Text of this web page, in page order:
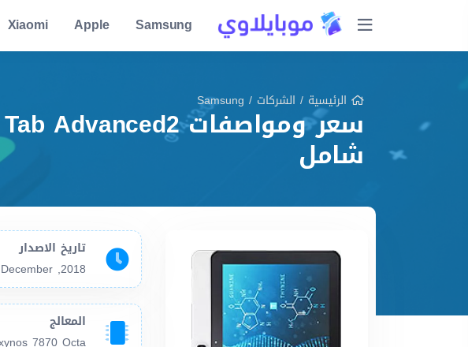
Samsung
Apple
Xiaomi
الرئيسية / الشركات /
Samsung
شامل
تاريخ الاصدار
2018, December
المعالج
7870 Octa